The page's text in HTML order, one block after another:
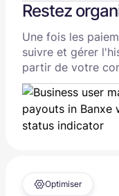
Restez
Une fois les
suivre et gérer
partir de votre
Optimiser